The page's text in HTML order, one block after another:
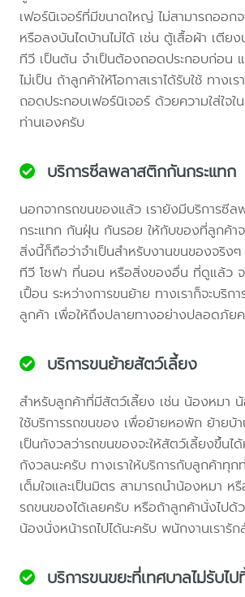
เฟอร์นิเจอร์ที่มีขนาดใหญ่ ไม่สามารถออก
หรือลงบันไดบ้านไม่ได้ เช่น ตู้เสื้อผ้า เตีย
ทีวี เป็นต้น จำเป็นต้องถอดประกอบก่อน
ไม่เป็น ถ้าลูกค้าให้โอกาสเราได้รับใช้ ทางเ
ถอดประกอบเฟอร์นิเจอร์ ด้วยความใส่ใจใ
ท่านเองครับ
บริการซีลพลาสติกกันกระแทก
นอกจากรถขนของแล้ว เรายังมีบริการซี
กระแทก กันฝุ่น กันรอย ให้กับของที่ลูกค้า
สิ่งนี้ก็ถือว่าจำเป็นสำหรับงานขนของจริง
ทีวี โซฟา ที่นอน หรือสิ่งของอื่น ที่ดูแล้ว จ
เปื้อน ระหว่างการขนย้าย ทางเราก็จะบริก
ลูกค้า เพื่อให้ถึงปลายทางอย่างปลอดภัย
บริการขนย้ายสัตว์เลี้ยง
สำหรับลูกค้าที่มีสัตว์เลี้ยง เช่น น้องหมา
ใช้บริการรถขนของ เพื่อย้ายหอพัก ย้ายบ้
เป็นกังวลว่ารถขนของจะให้สัตว์เลี้ยงขึ้นไ
กังวลนะครับ ทางเราให้บริการกับลูกค้าทุ
เต็มใจและเป็นมิตร สามารถนำน้องหมา ห
รถขนของได้เลยครับ หรือถ้าลูกค้านั่งไปด้
น้องนั่งหน้ารถไปได้นะครับ พนักงานเรา
บริการขนขยะที่เทศบาลไม่รับไ